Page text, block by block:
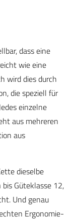
dass eine
wie eine
wird dies durch
die speziell für
einzelne
aus mehreren
aus
dieselbe
Güteklasse 12,
Und genau
Ergonomie-